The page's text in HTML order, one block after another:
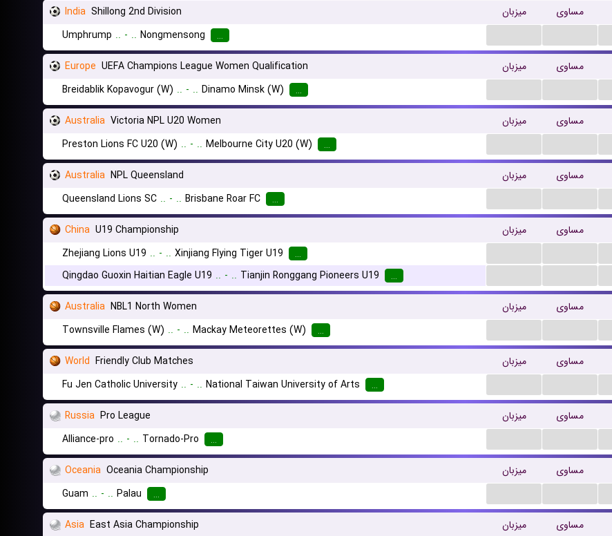
India Shillong 2nd Division میزبان مساوی
Umphrump .. - .. Nongmensong ...
Europe UEFA Champions League Women Qualification میزبان مساوی
Breidablik Kopavogur (W) .. - .. Dinamo Minsk (W) ...
Australia Victoria NPL U20 Women میزبان مساوی
Preston Lions FC U20 (W) .. - .. Melbourne City U20 (W) ...
Australia NPL Queensland میزبان مساوی
Queensland Lions SC .. - .. Brisbane Roar FC ...
China U19 Championship میزبان مساوی
Zhejiang Lions U19 .. - .. Xinjiang Flying Tiger U19 ...
Qingdao Guoxin Haitian Eagle U19 .. - .. Tianjin Ronggang Pioneers U19 ...
Australia NBL1 North Women میزبان مساوی
Townsville Flames (W) .. - .. Mackay Meteorettes (W) ...
World Friendly Club Matches میزبان مساوی
Fu Jen Catholic University .. - .. National Taiwan University of Arts ...
Russia Pro League میزبان مساوی
Alliance-pro .. - .. Tornado-Pro ...
Oceania Oceania Championship میزبان مساوی
Guam .. - .. Palau ...
Asia East Asia Championship میزبان مساوی